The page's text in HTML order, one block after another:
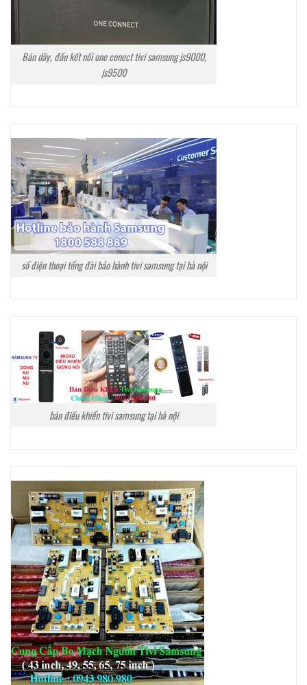
Bán dây, đầu kết nối one conect tivi samsung js9000,
js9500
số điện thoại tổng đài bảo hành tivi samsung tại hà nội
bán điều khiển tivi samsung tại hà nội